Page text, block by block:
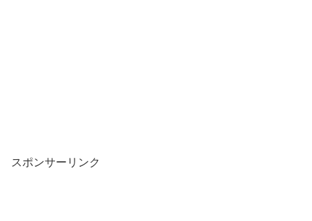
スポンサーリンク